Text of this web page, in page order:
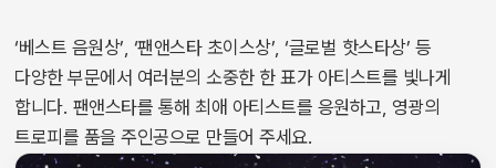
‘베스트 음원상’, ‘팬앤스타 초이스상’, ‘글로벌 핫스타상’ 등
다양한 부문에서 여러분의 소중한 한 표가 아티스트를 빛나게
합니다. 팬앤스타를 통해 최애 아티스트를 응원하고, 영광의
트로피를 품을 주인공으로 만들어 주세요.